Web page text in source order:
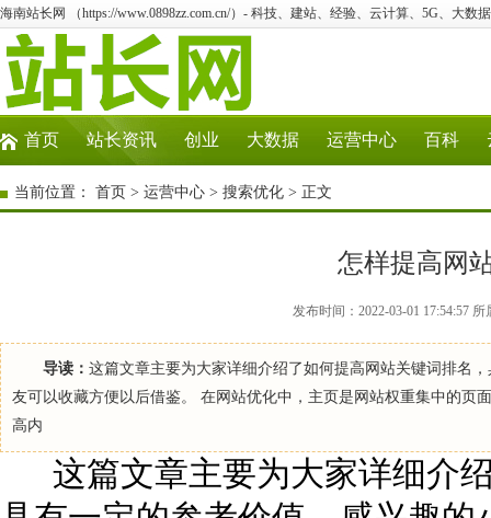
海南站长网 （https://www.0898zz.com.cn/）- 科技、建站、经验、云计算、5G、大数
首页 站长资讯 创业 大数据 运营中心 百科
当前位置： 首页 > 运营中心 > 搜索优化 > 正文
怎样提高网
发布时间：2022-03-01 17:54:57
导读： 这篇文章主要为大家详细介绍了如何提高网站关键词排名
友可以收藏方便以后借鉴。 在网站优化中，主页是网站权重集中的页
高内
这篇文章主要为大家详细介